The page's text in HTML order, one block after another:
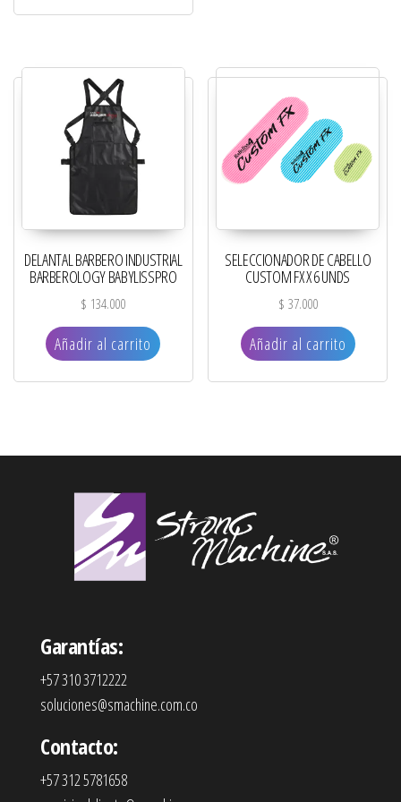
DELANTAL BARBERO INDUSTRIAL
BARBEROLOGY BABYLISSPRO
$ 134.000
Añadir al carrito
SELECCIONADOR DE CABELLO
CUSTOM FX X 6 UNDS
$ 37.000
Añadir al carrito
Garantías:
+57 310 3712222
soluciones@smachine.com.co
Contacto:
+57 312 5781658